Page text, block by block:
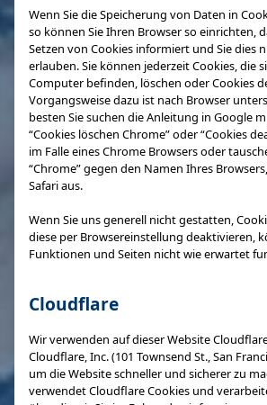
Wenn Sie die Speicherung von Daten in
so können Sie Ihren Browser so einrichten,
Setzen von Cookies informiert und Sie dies
erlauben. Sie können jederzeit Cookies, die
Computer befinden, löschen oder Cookies
Vorgangsweise dazu ist nach Browser
besten Sie suchen die Anleitung in Google
“Cookies löschen Chrome” oder “Cookies
im Falle eines Chrome Browsers oder
“Chrome” gegen den Namen Ihres
Safari aus.
Wenn Sie uns generell nicht gestatten,
diese per Browsereinstellung deaktivieren,
Funktionen und Seiten nicht wie erwartet
Cloudflare
Wir verwenden auf dieser Website
Cloudflare, Inc. (101 Townsend St., San
um die Website schneller und sicherer zu
verwendet Cloudflare Cookies und